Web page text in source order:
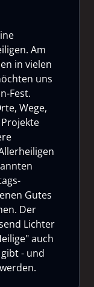
Am
in vielen
uns
Fest.
Wege,
Gutes
Der
Lichter
auch
- und